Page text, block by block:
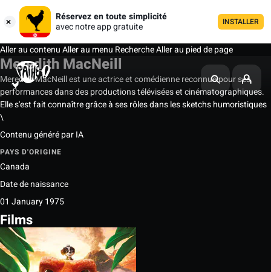
Réservez en toute simplicité
avec notre app gratuite
INSTALLER
Aller au contenuAller au menu RechercheAller au pied de page
Meredith MacNeill
Meredith MacNeill est une actrice et comédienne reconnue pour ses
performances dans des productions télévisées et cinématographiques.
Elle s'est fait connaître grâce à ses rôles dans les sketchs humoristiques
\
Contenu généré par IA
PAYS D'ORIGINE
Canada
Date de naissance
01 January 1975
Films